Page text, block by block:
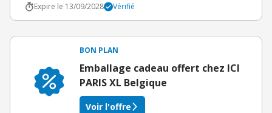
Expire le 13/09/2028
Vérifié
BON PLAN
Emballage cadeau offert chez ICI
PARIS XL Belgique
Voir l'offre